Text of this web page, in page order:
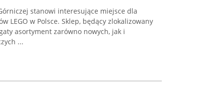
stanowi interesujące miejsce dla
LEGO w Polsce. Sklep, będący zlokalizowany
asortyment zarówno nowych, jak i
...